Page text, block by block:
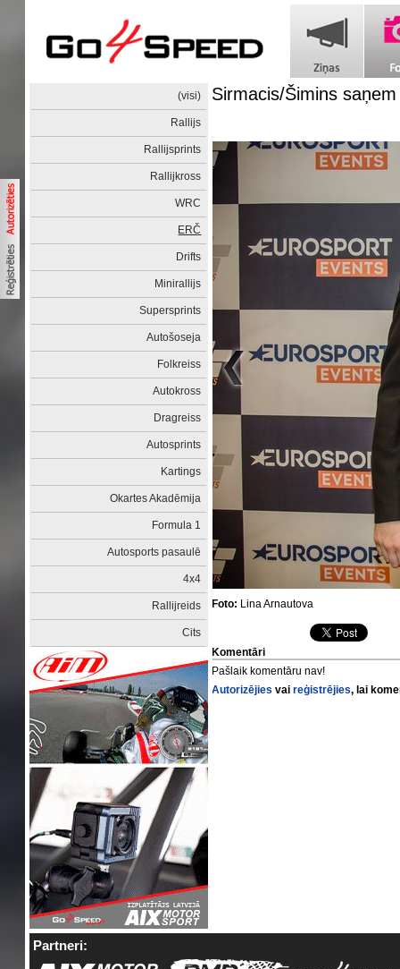
(visi)
Rallijs
Rallijsprints
Rallijkross
WRC
ERČ
Drifts
Minirallijs
Supersprints
Autošoseja
Folkreiss
Autokross
Dragreiss
Autosprints
Kartings
Okartes Akadēmija
Formula 1
Autosports pasaulē
4x4
Rallijreids
Cits
Sirmacis/Šimins
Foto: Lina Arnautova
Komentāri
Pašlaik komentāru nav!
Autorizējies vaireģistrējies, lai
Partneri: